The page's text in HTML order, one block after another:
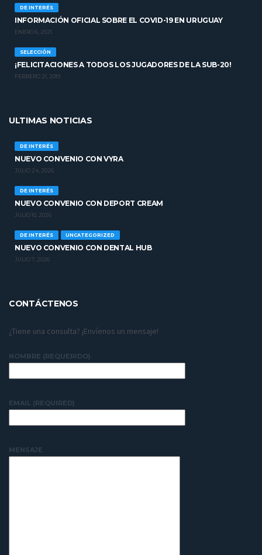
DE INTERÉS
INFORMACIÓN OFICIAL SOBRE EL COVID-19 EN URUGUAY
ENERO 6, 2021
SELECCIÓN
¡FELICITACIONES A TODOS LOS JUGADORES DE LA SUB-20!
FEBRERO 21, 2019
ULTIMAS NOTICIAS
DE INTERÉS
NUEVO CONVENIO CON VYRA
JULIO 24, 2026
DE INTERÉS
NUEVO CONVENIO CON DEPORT CREAM
JULIO 10, 2026
DE INTERÉS UNCATEGORIZED
NUEVO CONVENIO CON DENTAL HUB
JULIO 7, 2026
CONTÁCTENOS
¿Tiene una consulta? ¡Envíenos un mensaje!
NOMBRE (REQUERIDO)
EMAIL (REQUIRED)
MENSAJE